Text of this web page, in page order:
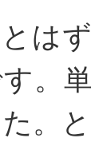
は
。
。